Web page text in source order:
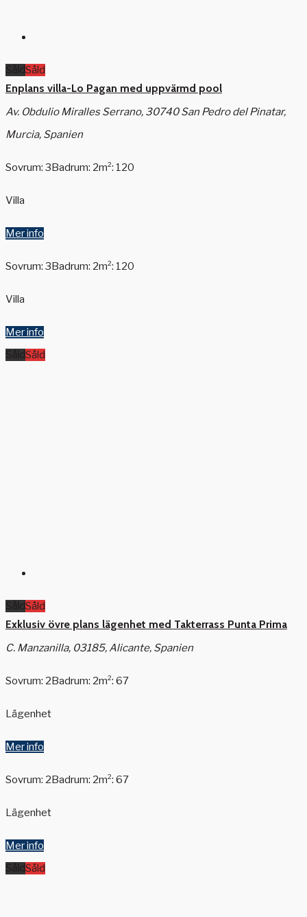
Såld
Enplans villa-Lo Pagan med uppvärmd pool
Av. Obdulio Miralles Serrano, 30740 San Pedro del Pinatar,
Murcia, Spanien
Sovrum: 3Badrum: 2m²: 120
Villa
Mer info
Sovrum: 3Badrum: 2m²: 120
Villa
Mer info
Såld
Såld
Exklusiv övre plans lägenhet med Takterrass Punta Prima
C. Manzanilla, 03185, Alicante, Spanien
Sovrum: 2Badrum: 2m²: 67
Lägenhet
Mer info
Sovrum: 2Badrum: 2m²: 67
Lägenhet
Mer info
Såld